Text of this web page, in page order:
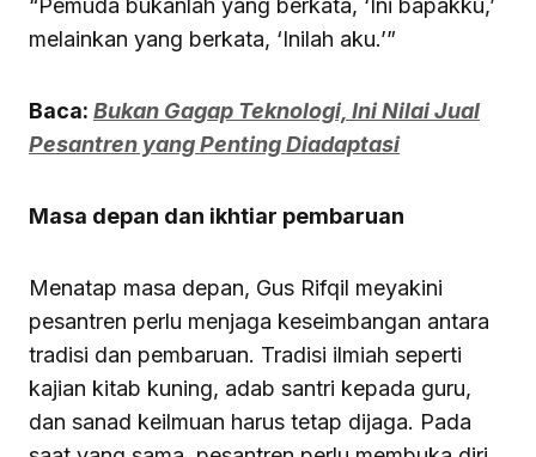
“Pemuda bukanlah yang berkata, ‘Ini bapakku,’
melainkan yang berkata, ‘Inilah aku.’”
Baca: Bukan Gagap Teknologi, Ini Nilai Jual
Pesantren yang Penting Diadaptasi
Masa depan dan ikhtiar pembaruan
Menatap masa depan, Gus Rifqil meyakini
pesantren perlu menjaga keseimbangan antara
tradisi dan pembaruan. Tradisi ilmiah seperti
kajian kitab kuning, adab santri kepada guru,
dan sanad keilmuan harus tetap dijaga. Pada